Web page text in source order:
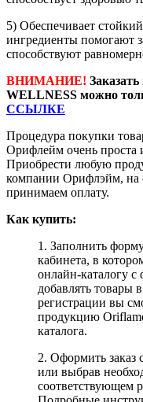
5) Обеспечивает
ингредиенты помогают
способствуют
ВНИМАНИЕ!
WELLNESS можно
ССЫЛКЕ
Процедура покупки
Орифлейм очень проста
Приобрести любую
компании Орифлэйм, на
принимаем оплату.
Как купить:
1. Заполнить
кабинета, в
онлайн-каталогу
добавлять товары
регистрации вы
продукцию
каталога.
2. Оформить заказ
или выбрав
соответствующем